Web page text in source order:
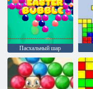
Пасхальный шар